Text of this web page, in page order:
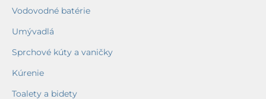
Vodovodné batérie
Umývadlá
Sprchové kúty a vaničky
Kúrenie
Toalety a bidety